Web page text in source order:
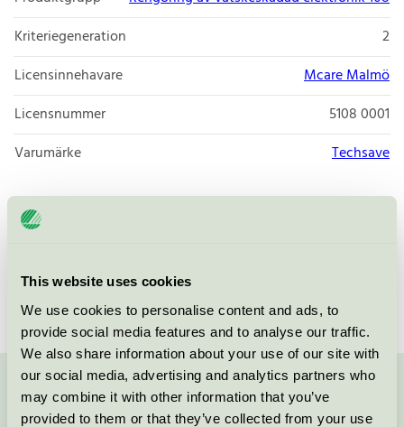
This website uses cookies
We use cookies to personalise content and ads, to
provide social media features and to analyse our traffic.
We also share information about your use of our site with
our social media, advertising and analytics partners who
may combine it with other information that you’ve
provided to them or that they’ve collected from your use
Kriteriegeneration
2
Licensinnehavare
Mcare Malmö
Licensnummer
5108 0001
Varumärke
Techsave
Kontakta oss på08-55 55 24 00eller via formuläret: